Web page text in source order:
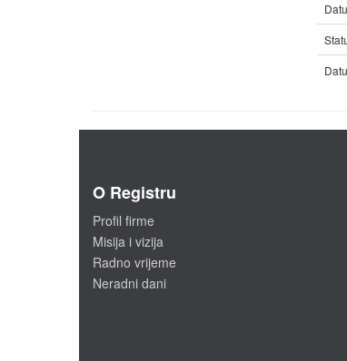
O Registru
Profil firme
Misija i vizija
Radno vrijeme
Neradni dani